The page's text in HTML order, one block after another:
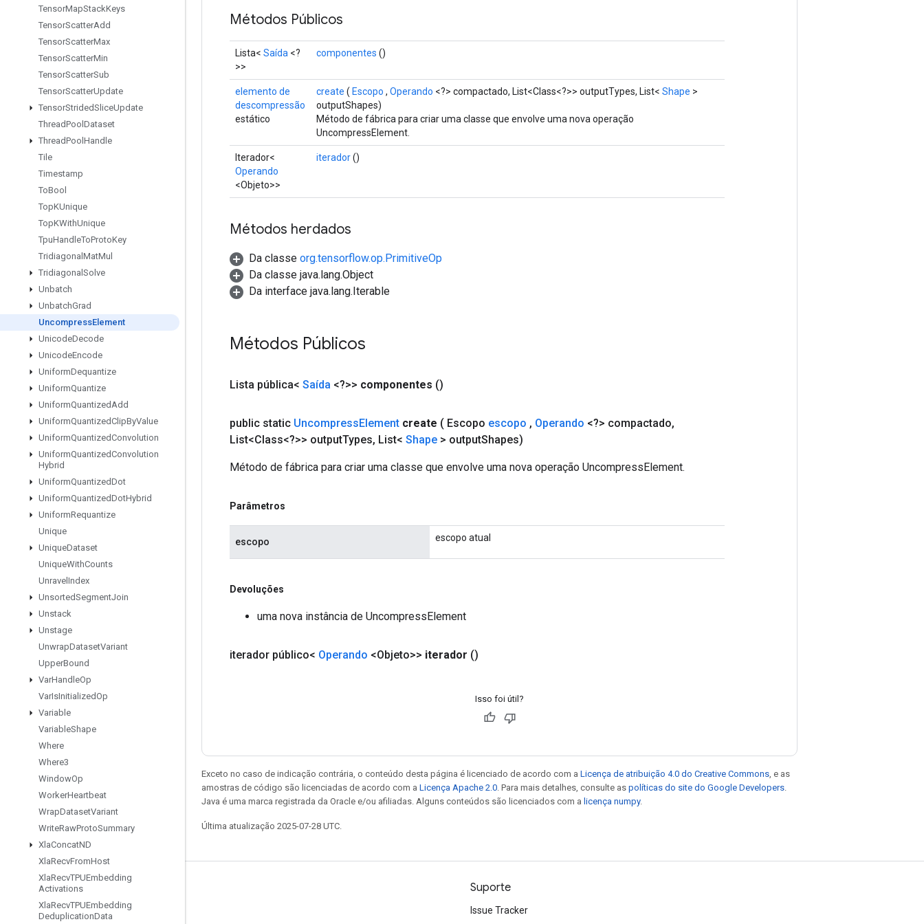
TensorMapStackKeys
TensorScatterAdd
TensorScatterMax
TensorScatterMin
TensorScatterSub
TensorScatterUpdate
TensorStridedSliceUpdate
ThreadPool Dataset
ThreadPool Handle
Tile
Timestamp
ToBool
TopKUnique
TopKWithUnique
TpuHandleToProtoKey
Tridiagonal MatMul
Tridiagonal Solve
Unbatch
UnbatchGrad
UncompressElement
UnicodeDecode
UnicodeEncode
UniformDequantize
UniformQuantize
UniformQuantizedAdd
UniformQuantizedClipByValue
UniformQuantizedConvolution
UniformQuantizedConvolution
Hybrid
UniformQuantizedDot
UniformQuantizedDotHybrid
UniformRequantize
Unique
UniqueDataset
UniqueWithCounts
Unravel Index
UnsortedSegmentJoin
Unstack
Unstage
UnwrapDatasetVariant
UpperBound
VarHandleOp
VarIsInitializedOp
Variable
VariableShape
Where
Where3
WindowOp
WorkerHeartbeat
WrapDatasetVariant
WriteRawProtoSummary
XlaConcatND
XlaRecvFromHost
XlaRecvTPUEmbedding
Activations
XlaRecvTPUEmbedding
DeduplicationData
Métodos Públicos
Lista< Saída <?
>>
componentes ()
elemento de
descompressão
estático
create ( Escopo , Operando <?> compactado, List<Class<?>> outputTypes, List< Shape >
outputShapes)
Método de fábrica para criar uma classe que envolve uma nova operação
UncompressElement.
Iterador<
Operando
<Objeto>>
iterador()
Métodos herdados
Da classe org.tensorflow.op.PrimitiveOp
Da classe java.lang.Object
Da interface java.lang.Iterable
Métodos Públicos
Lista pública< Saída <?>> componentes ()
public static UncompressElement create ( Escopo escopo , Operando <?> compactado,
List<Class<?>> outputTypes, List< Shape > outputShapes)
Método de fábrica para criar uma classe que envolve uma nova operação UncompressElement.
Parâmetros
escopo escopo atual
Devoluções
uma nova instância de UncompressElement
iterador público< Operando <Objeto>> iterador ()
Isso foi útil?
Exceto no caso de indicação contrária, o conteúdo desta página é licenciado de acordo com a Licença de atribuição 4.0 do Creative Commons , e as
amostras de código são licenciadas de acordo com a Licença Apache 2.0 . Para mais detalhes, consulte as políticas do site do Google Developers
Java é uma marca registrada da Oracle e/ou afiliadas. Alguns conteúdos são licenciados com a licença numpy.
Última atualização 2025-07-28 UTC.
Permanecer conectado Suporte
Issue Tracker